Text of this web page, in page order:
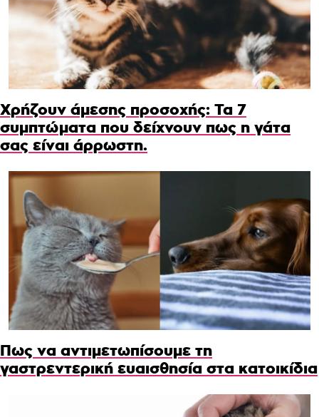
Χρήζουν άμεσης προσοχής: Τα 7
συμπτώματα που δείχνουν πως η γάτα
σας είναι άρρωστη.
Πως να αντιμετωπίσουμε τη
γαστρεντερική ευαισθησία στα κατοικίδια